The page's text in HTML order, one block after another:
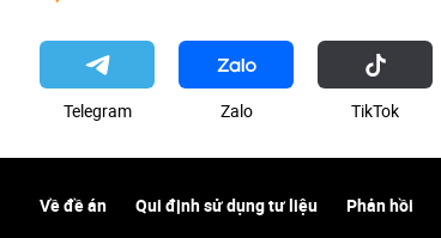
Telegram Zalo ТikТоk
Về đề án Qui định sử dụng tư liệu Phản hồi